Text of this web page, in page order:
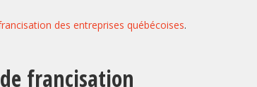
des entreprises québécoises.
francisation